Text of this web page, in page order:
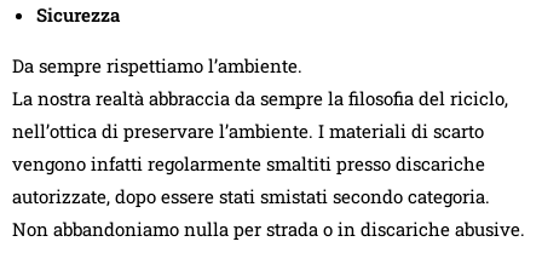
Sicurezza
Da sempre rispettiamo l’ambiente.
La nostra realtà abbraccia da sempre la filosofia del riciclo,
nell’ottica di preservare l’ambiente. I materiali di scarto
vengono infatti regolarmente smaltiti presso discariche
autorizzate, dopo essere stati smistati secondo categoria.
Non abbandoniamo nulla per strada o in discariche abusive.